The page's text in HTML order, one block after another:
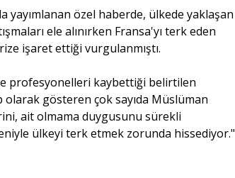
yayımlanan özel haberde, ülkede yaklaşan
ele alınırken Fransa'yı terk eden
işaret ettiği vurgulanmıştı.
profesyonelleri kaybettiği belirtilen
olarak gösteren çok sayıda Müslüman
ait olmama duygusunu sürekli
ülkeyi terk etmek zorunda hissediyor."